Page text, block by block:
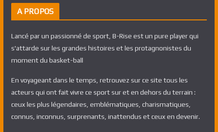
A PROPOS
Lancé par un passionné de sport, B-Rise est un pure player qui
s'attarde sur les grandes histoires et les protagnonistes du
moment du basket-ball
En voyageant dans le temps, retrouvez sur ce site tous les
acteurs qui ont fait vivre ce sport sur et en dehors du terrain :
ceux les plus légendaires, emblématiques, charismatiques,
connus, inconnus, surprenants, inattendus et ceux en devenir.